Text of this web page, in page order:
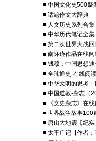
■ 中国文化史500疑
■ 话题作文大辞典
■ 人文历史系列合
■ 中华历代笔记全集
■ 第二次世界大战
■ 南怀瑾作品在线阅
■ 钱穆：中国思想通
■ 全球通史-在线阅读
■ 中华文明的思考
■ 中国道教-杂志（
■ 《文史杂志》在线
■ 世界战争故事100
■ 唐山大地震【纪实
■ 太平广记【作者